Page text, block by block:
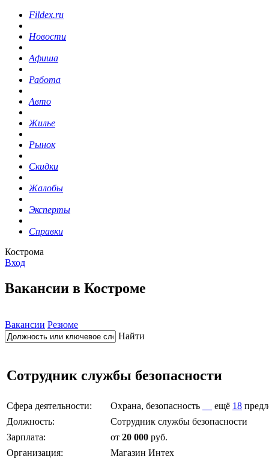
Fildex.ru
Новости
Афиша
Работа
Авто
Жилье
Рынок
Скидки
Жалобы
Эксперты
Справки
Кострома
Вход
Вакансии в Костроме
Вакансии Резюме
Найти
Сотрудник службы безопасности
Сфера деятельности: Охрана, безопасность ещё 18
Должность:
Сотрудник службы безопасности
Зарплата:
от 20 000 руб.
Организация:
Магазин Интех